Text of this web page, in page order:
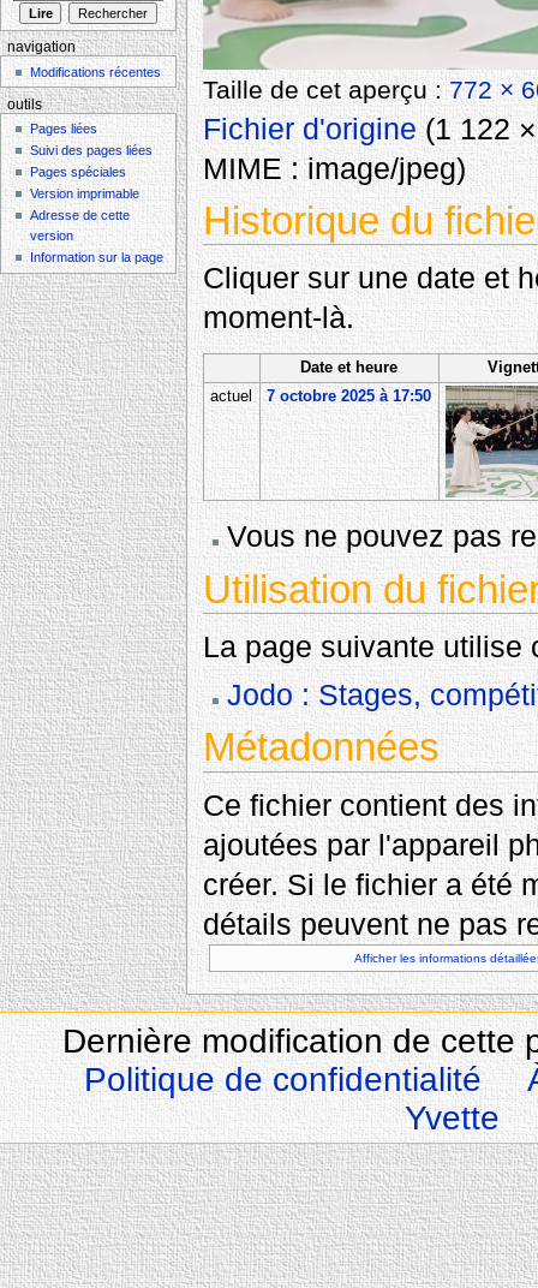
Taille de cet aperçu :772 ×
Fichier d'origine‎(1 122
MIME :image/jpeg)
Historique du
Cliquer sur une date et
moment-là.
Date et heure
actuel
7 octobre 2025 à 17:50
Vous ne pouvez pas
Utilisation du
La page suivante utilise
Jodo : Stages,
Métadonnées
Ce fichier contient des
ajoutées par l'appareil
créer. Si le fichier a été
détails peuvent ne pas
Afficher les informations
navigation
Modifications récentes
outils
Pages liées
Suivi des pages liées
Pages spéciales
Version imprimable
Adresse de cette
version
Information sur la page
Dernière modification de cette
Politique de confidentialité
Yvette